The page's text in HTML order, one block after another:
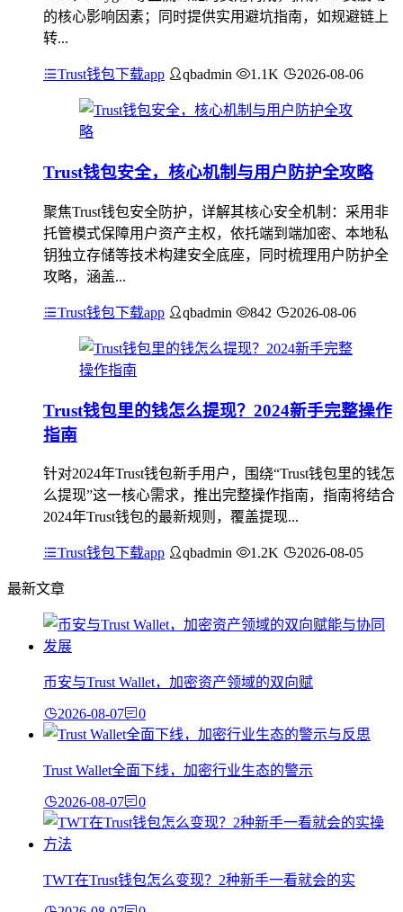
的核心影响因素；同时提供实用避坑指南，如规避链上
转...
Trust钱包下载app qbadmin 1.1K 2026-08-06
Trust钱包安全，核心机制与用户防护全攻略
聚焦Trust钱包安全防护，详解其核心安全机制：采用非
托管模式保障用户资产主权，依托端到端加密、本地私
钥独立存储等技术构建安全底座，同时梳理用户防护全
攻略，涵盖...
Trust钱包下载app qbadmin 842 2026-08-06
Trust钱包里的钱怎么提现？2024新手完整操作
指南
针对2024年Trust钱包新手用户，围绕“Trust钱包里的钱怎
么提现”这一核心需求，推出完整操作指南，指南将结合
2024年Trust钱包的最新规则，覆盖提现...
Trust钱包下载app qbadmin 1.2K 2026-08-05
最新文章
币安与Trust Wallet，加密资产领域的双向赋
2026-08-07 0
Trust Wallet全面下线，加密行业生态的警示
2026-08-07 0
TWT在Trust钱包怎么变现？2种新手一看就会的实